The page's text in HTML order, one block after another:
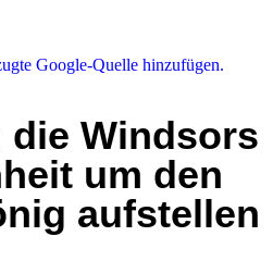
Google-Quelle hinzufügen.
die Windsors
um den
aufstellen